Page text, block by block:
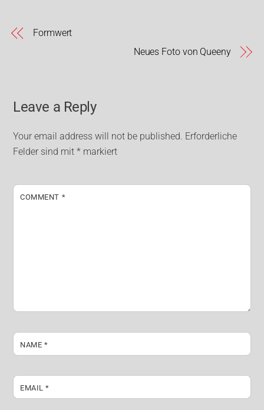
Formwert
Neues Foto von Queeny
Leave a Reply
Your email address will not be published. Erforderliche
Felder sind mit* markiert
COMMENT *
NAME *
EMAIL*